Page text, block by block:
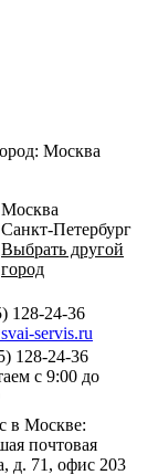
Москва
Москва
Санкт-Петербург
Выбрать другой
город
128-24-36
servis.ru
128-24-36
с 9:00 до
в Москве:
почтовая
д. 71, офис 203